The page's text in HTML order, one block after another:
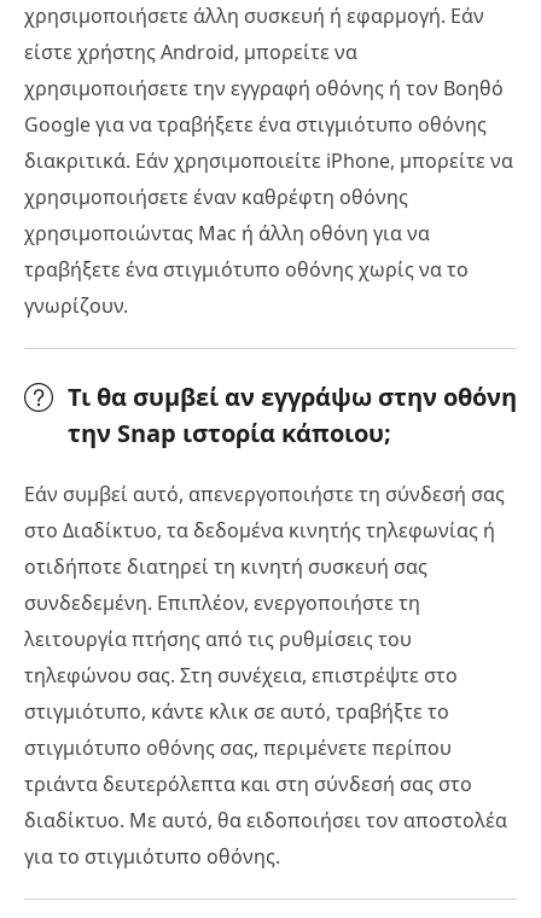
χρησιμοποιήσετε άλλη συσκευή ή εφαρμογή. Εάν
είστε χρήστης Android, μπορείτε να
χρησιμοποιήσετε την εγγραφή οθόνης ή τον Βοηθό
Google για να τραβήξετε ένα στιγμιότυπο οθόνης
διακριτικά. Εάν χρησιμοποιείτε iPhone, μπορείτε να
χρησιμοποιήσετε έναν καθρέφτη οθόνης
χρησιμοποιώντας Mac ή άλλη οθόνη για να
τραβήξετε ένα στιγμιότυπο οθόνης χωρίς να το
γνωρίζουν.
Τι θα συμβεί αν εγγράψω στην οθόνη
την Snap ιστορία κάποιου;
Εάν συμβεί αυτό, απενεργοποιήστε τη σύνδεσή σας
στο Διαδίκτυο, τα δεδομένα κινητής τηλεφωνίας ή
οτιδήποτε διατηρεί τη κινητή συσκευή σας
συνδεδεμένη. Επιπλέον, ενεργοποιήστε τη
λειτουργία πτήσης από τις ρυθμίσεις του
τηλεφώνου σας. Στη συνέχεια, επιστρέψτε στο
στιγμιότυπο, κάντε κλικ σε αυτό, τραβήξτε το
στιγμιότυπο οθόνης σας, περιμένετε περίπου
τριάντα δευτερόλεπτα και στη σύνδεσή σας στο
διαδίκτυο. Με αυτό, θα ειδοποιήσει τον αποστολέα
για το στιγμιότυπο οθόνης.